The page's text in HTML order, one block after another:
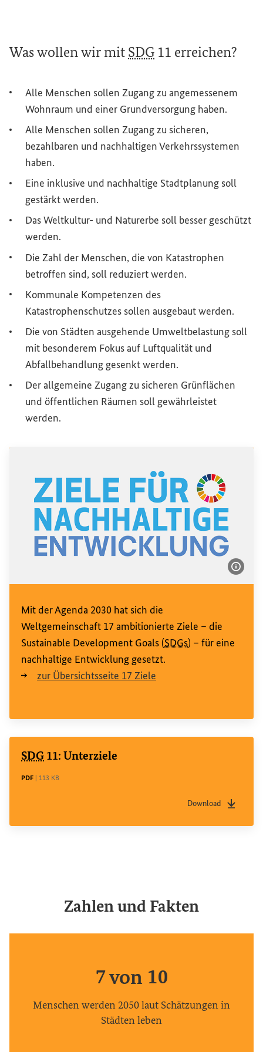
Waswollen wir mit SDG 11 erreichen?
Alle Menschen sollen Zugang zu angemessenem
Wohnraum und einer Grundversorgung haben.
Alle Menschen sollen Zugang zu sicheren,
bezahlbaren und nachhaltigen Verkehrssystemen
haben.
Eine inklusive und nachhaltige Stadtplanung soll
gestärkt werden.
Das Weltkultur- und Naturerbe soll besser geschützt
werden.
Die Zahl der Menschen, die von Katastrophen
betroffen sind, soll reduziert werden.
Kommunale Kompetenzen des
Katastrophenschutzes sollen ausgebaut werden.
Die von Städten ausgehende Umweltbelastung soll
mit besonderem Fokus auf Luftqualität und
Abfallbehandlung gesenkt werden.
Der allgemeine Zugang zu sicheren Grünflächen
und öffentlichen Räumen soll gewährleistet
werden.
Mit der Agenda 2030 hat sich die
Weltgemeinschaft 17 ambitionierte Ziele – die
Sustainable Development Goals(SDGs) – für eine
nachhaltige Entwicklung gesetzt.
zur Übersichtsseite 17 Ziele
SDG 11: Unterziele
DATEITYP
PDF Dateigröße
113 KB
Download
Dateityppdf
Zahlenund Fakten
4
5
7
8
9
von 1
2
3
0
1
2
Menschen werden 2050 laut Schätzungen in
Städten leben
7 von 10